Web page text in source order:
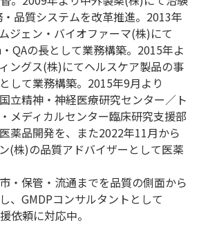
品質システムを改革推進。2013年
ジェン・バイオファーマ(株)にて
QAの長として業務構築。2015年よ
ングス(株)にてヘルスケア製品の事
して業務構築。2015年9月より
立精神・神経医療研究センター／ト
メディカルセンター臨床研究支援部
薬品開発を、また2022年11月から
(株)の品質アドバイザーとして医薬
・保管・流通までを品質の側面から
、GMDPコンサルタントとして
依頼に対応中。